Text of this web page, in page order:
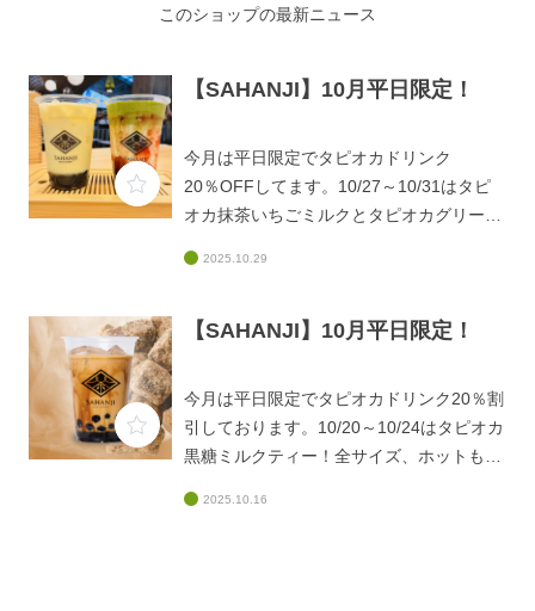
このショップの最新ニュース
【SAHANJI】10月平日限定！
今月は平日限定でタピオカドリンク
20％OFFしてます。10/27～10/31はタピ
オカ抹茶いちごミルクとタピオカグリーン
した抹茶クリームをトッピング！グリーン
とても飲みやすいです。ホットもおススメ
です！この機会に是非お試しください。ご
来店お待ちしております！
2025.10.29
【SAHANJI】10月平日限定！
今月は平日限定でタピオカドリンク20％割
引しております。10/20～10/24はタピオカ
黒糖ミルクティー！全サイズ、ホットも対
2025.10.16